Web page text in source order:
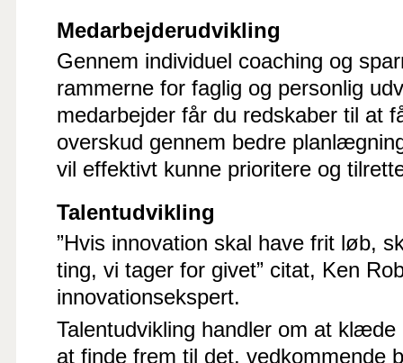
Medarbejderudvikling
Gennem individuel coaching og
rammerne for faglig og personlig
medarbejder får du redskaber til at
overskud gennem bedre
vil effektivt kunne prioritere og
Talentudvikling
”Hvis innovation skal have frit løb,
ting, vi tager for givet” citat, Ken
innovationsekspert.
Talentudvikling handler om at
at finde frem til det, vedkommende